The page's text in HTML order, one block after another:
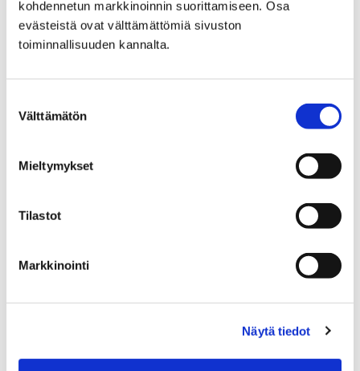
kohdennetun markkinoinnin suorittamiseen. Osa
evästeistä ovat välttämättömiä sivuston
toiminnallisuuden kannalta.
valinta
Välttämätön
Mieltymykset
Tilastot
Markkinointi
Näytä tiedot
Katujen päällystystyöt
Yhdistyksille ja seuroille
jälkiasennushissin rakentamiseen